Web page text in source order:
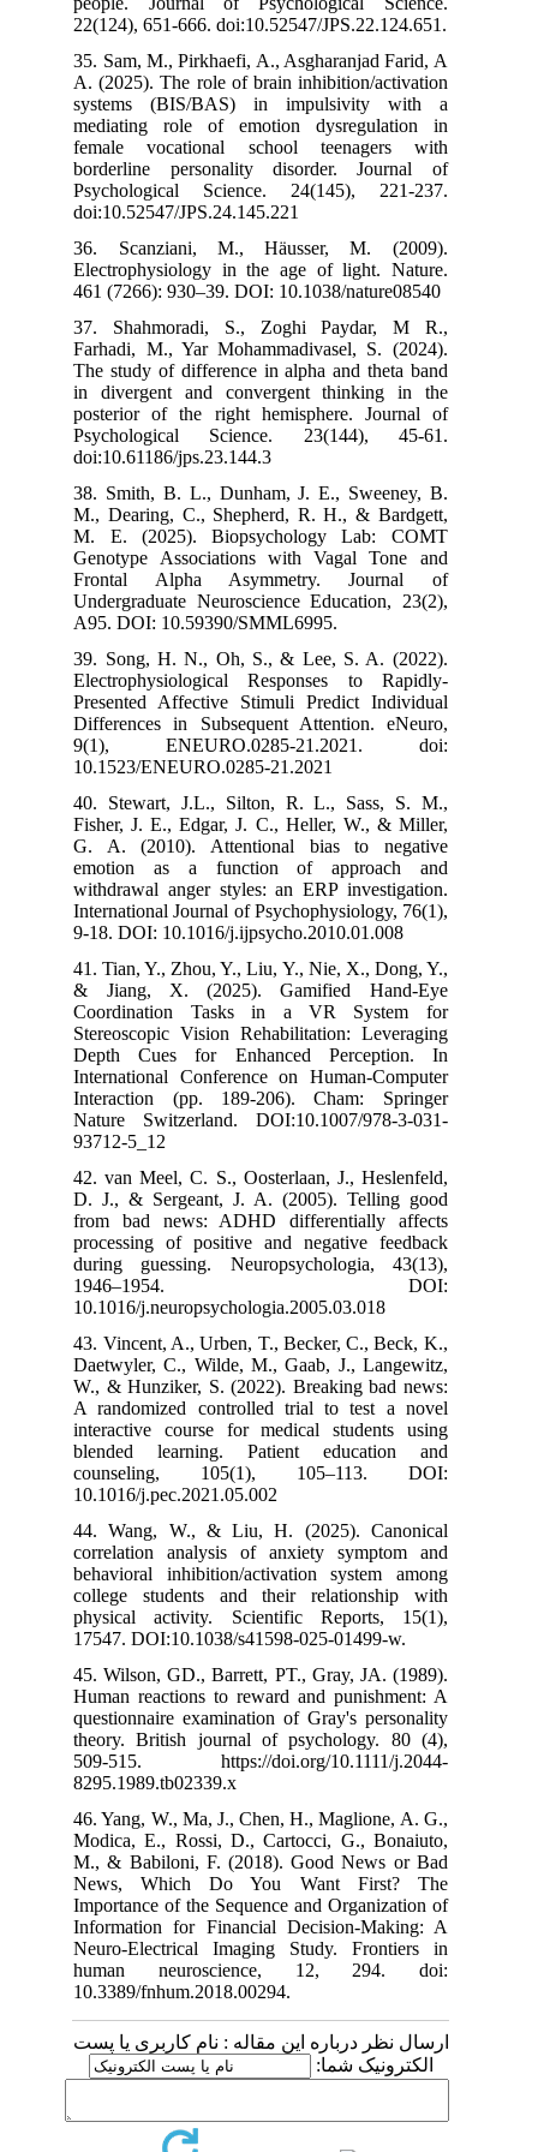
22(124), 651-
35. Sam, M.,
A. (2025). The
systems
mediating
female
borderline
36.
461 (7266):
37.
Farhadi, M.,
The study of
in divergent
posterior of
38. Smith, B.
M., Dearing,
M. E.
Genotype
Frontal
39. Song, H.
Presented
Differences in
9(1),
40. Stewart,
Fisher, J. E.,
G. A.
emotion as
withdrawal
International
41. Tian, Y.,
& Jiang, X.
Stereoscopic
Depth
International
Interaction
Nature
42. van Meel,
D. J., &
from bad
processing of
during
43. Vincent,
Daetwyler, C.,
W., &
A
interactive
blended
44. Wang,
correlation
behavioral
college
physical
45. Wilson,
Human
questionnaire
theory.
509-515.
46. Yang, W.,
Modica, E.,
M., &
News,
Importance of
Information
Neuro-
human
کاربری یا پست